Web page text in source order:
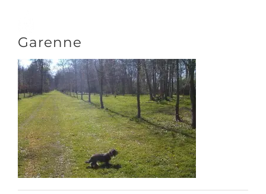
contenu
DÉCOUVRIR
VENIR
NOUS SUIVRE
Garenne